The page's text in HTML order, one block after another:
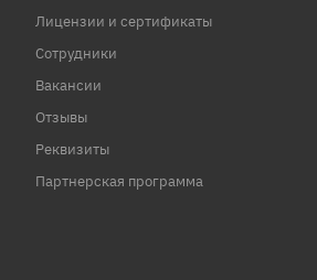
Лицензии и сертификаты
Сотрудники
Вакансии
Отзывы
Реквизиты
Партнерская программа